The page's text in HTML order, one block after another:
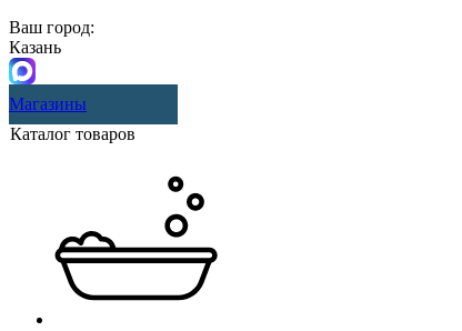
Ваш город:
Казань
Магазины
Каталог товаров